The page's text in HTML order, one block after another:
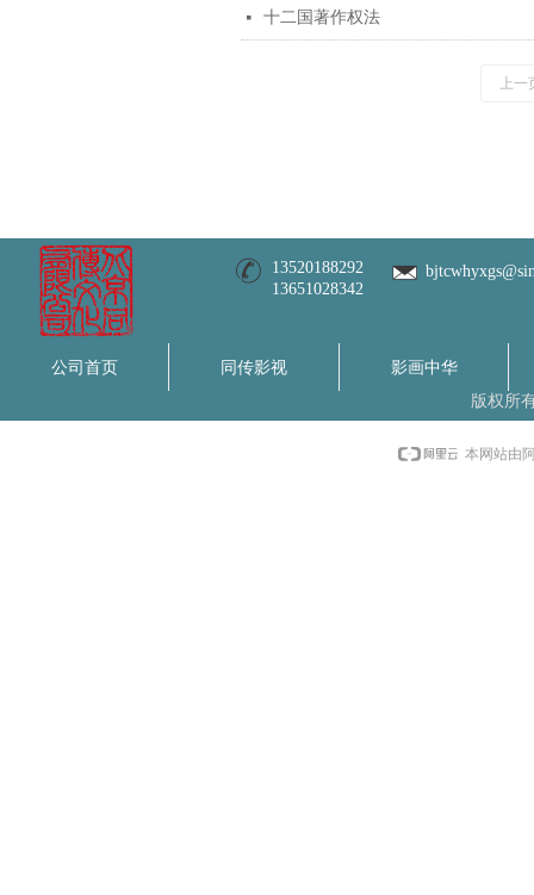
넷 十二国著作权法
上一
版权所
公司首页 同传影视 影画中华
13520188292
13651028342
本网站由